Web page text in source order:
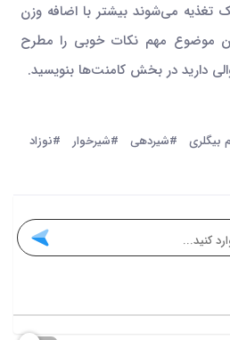
تغذیه می‌شوند بیشتر با اضافه وزن
موضوع مهم نکات خوبی را مطرح
دارید در بخش کامنت‌ها بنویسید.
بیگلری #شیردهی #شیرخوار #نوزاد